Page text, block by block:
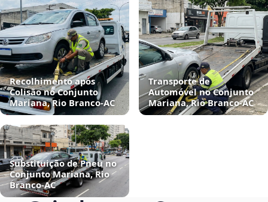
Recolhimento após
Colisão no Conjunto
Mariana, Rio Branco‑AC
Transporte de
Automóvel no Conjunto
Mariana, Rio Branco‑AC
Substituição de Pneu no
Conjunto Mariana, Rio
Branco‑AC